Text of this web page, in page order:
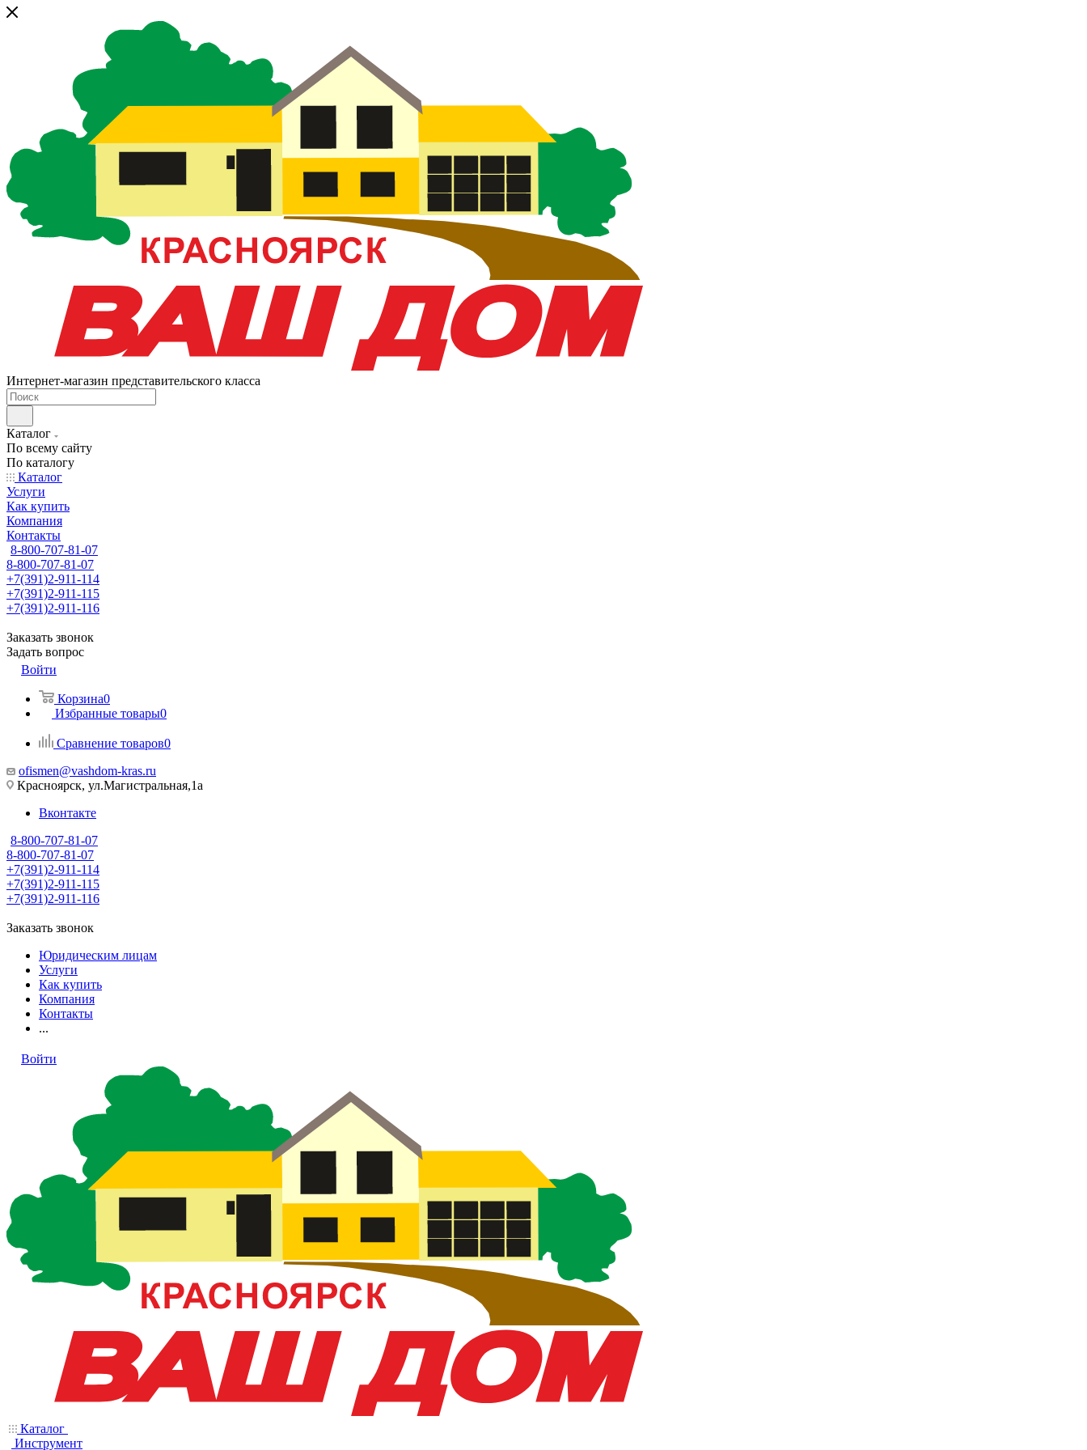
Интернет-магазин представительского класса
Каталог
По всему сайту
По каталогу
Каталог
Услуги
Как купить
Компания
Контакты
8-800-707-81-07
8-800-707-81-07
+7(391)2-911-114
+7(391)2-911-115
+7(391)2-911-116
Заказать звонок
Задать вопрос
Войти
Корзина0
Избранные товары0
Сравнение товаров0
ofismen@vashdom-kras.ru
Красноярск, ул.Магистральная,1а
Вконтакте
8-800-707-81-07
8-800-707-81-07
+7(391)2-911-114
+7(391)2-911-115
+7(391)2-911-116
Заказать звонок
Юридическим лицам
Услуги
Как купить
Компания
Контакты
...
Войти
Каталог
Инструмент